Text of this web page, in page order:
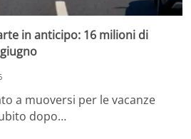
in anticipo: 16 milioni di
a muoversi per le vacanze
dopo…